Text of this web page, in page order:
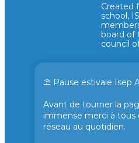
Created
school,
board of
council
⛱️ Pause estivale Isep
Avant de tourner la
immense merci à tous
réseau au quotidien.